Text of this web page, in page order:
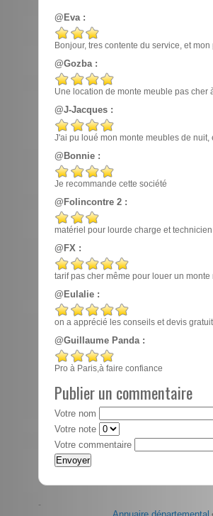
@Eva :
Bonjour, tres contente du service, et
@Gozba :
Une location de monte meuble pas cher
@J-Jacques :
J'ai pu loué mon monte meubles de nuit,
@Bonnie :
Je recommande cette société
@Folincontre 2 :
matériel pour lourde charge et
@FX :
tarif pas cher même pour louer un
@Eulalie :
on a apprécié les conseils et devis
@Guillaume Panda :
Pro à Paris,à faire confiance
Publier un commentaire
Votre nom
Votre note
Votre commentaire
-